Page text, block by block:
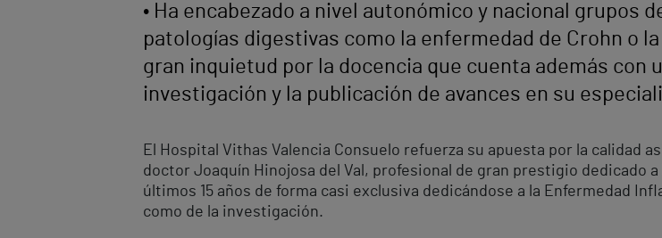
• Ha encabezado a nivel autonómico y nacional grupos
patologías digestivas como la enfermedad de Crohn o
gran inquietud por la docencia que cuenta además con
investigación y la publicación de avances en su
El Hospital Vithas Valencia Consuelo refuerza su apuesta por la calidad
doctor Joaquín Hinojosa del Val, profesional de gran prestigio dedicado
últimos 15 años de forma casi exclusiva dedicándose a la Enfermedad
como de la investigación.